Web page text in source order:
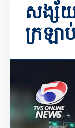
សង្ស័យ
ក្រឡា